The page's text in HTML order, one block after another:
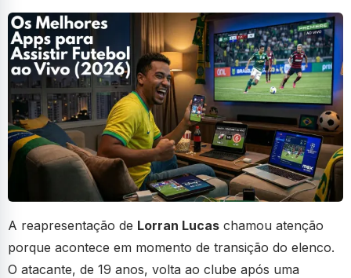
A reapresentação de Lorran Lucas chamou atenção
porque acontece em momento de transição do elenco.
O atacante, de 19 anos, volta ao clube após uma